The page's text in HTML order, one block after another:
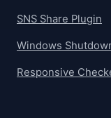
SNS Share Plugin
Windows
Responsive